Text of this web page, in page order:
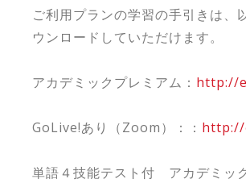
ご利用プランの学習の手引きは、
ウンロードしていただけます。
アカデミックプレミアム： http://
GoLive!あり（Zoom）：： http://
単語４技能テスト付 アカデミッ